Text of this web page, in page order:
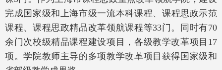
完成国家级和上海市级一流本科课程、 课程思政示范
课程、 课程思政精品改革领航课程等33门。同时有70
余门次校级精品课程建设项目 ， 各级教学改革项目 17
项。学院教师主导的多项教学改革项目 获得国家级和